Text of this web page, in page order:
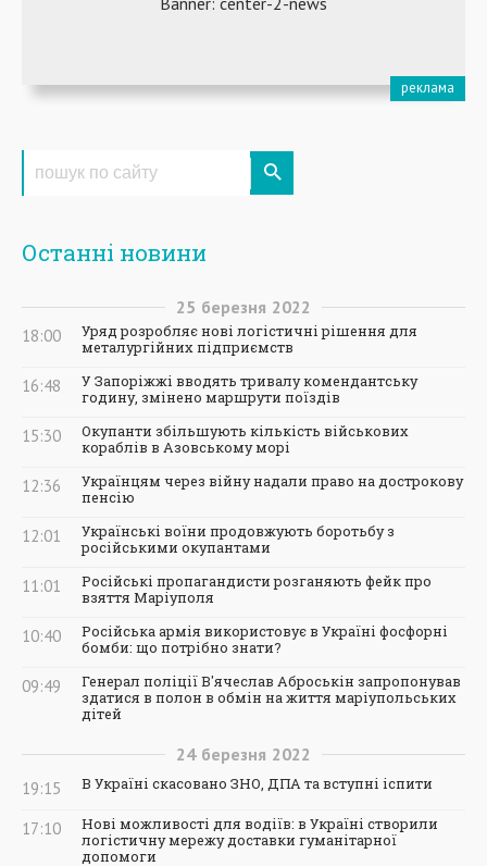
Останні новини
25 березня 2022
18:00
Уряд розробляє нові логістичні рішення для
металургійних підприємств
16:48
У Запоріжжі вводять тривалу комендантську
годину, змінено маршрути поїздів
15:30
Окупанти збільшують кількість військових
кораблів в Азовському морі
12:36
Українцям через війну надали право на дострокову
пенсію
12:01
Українські воїни продовжують боротьбу з
російськими окупантами
11:01
Російські пропагандисти розганяють фейк про
взяття Маріуполя
10:40
Російська армія використовує в Україні фосфорні
бомби: що потрібно знати?
09:49
Генерал поліції В'ячеслав Аброськін запропонував
здатися в полон в обмін на життя маріупольських
дітей
24 березня 2022
19:15 В Україні скасовано ЗНО, ДПА та вступні іспити
17:10
Нові можливості для водіїв: в Україні створили
логістичну мережу доставки гуманітарної
допомоги